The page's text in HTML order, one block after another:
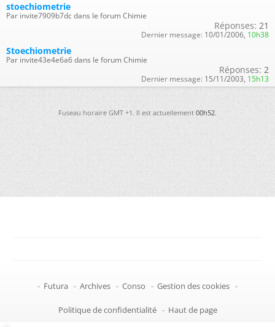
stoechiometrie
Par invite7909b7dc dans le forum Chimie
Réponses: 21
Dernier message: 10/01/2006, 10h38
Stoechiometrie
Par invite43e4e6a6 dans le forum Chimie
Réponses: 2
Dernier message: 15/11/2003, 15h13
Fuseau horaire GMT +1. Il est actuellement00h52.
- Futura - Archives - Conso - Gestion des cookies -
Politique de confidentialité - Haut de page